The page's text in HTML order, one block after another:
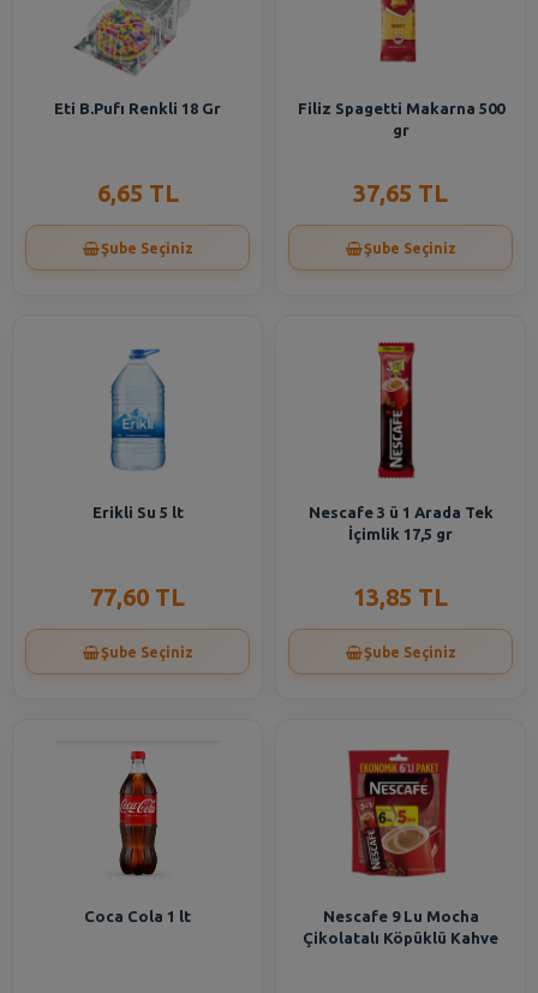
Eti B.Pufı Renkli 18 Gr
6,65 TL
Şube Seçiniz
Filiz Spagetti Makarna 500
gr
37,65 TL
Şube Seçiniz
Erikli Su 5 lt
77,60 TL
Şube Seçiniz
Nescafe 3 ü 1 Arada Tek
İçimlik 17,5 gr
13,85 TL
Şube Seçiniz
Coca Cola 1 lt
Nescafe 9 Lu Mocha
Çikolatalı Köpüklü Kahve